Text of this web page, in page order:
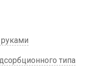
типа